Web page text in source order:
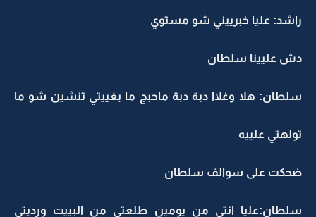
راشد: عليا خبرييني شو مستوي
دش عليينا سلطان
سلطان: هلا وغلاا دبة دبة ماحبج ما بغييتي تنشين شو ما
تولهتي علييه
ضحكت على سوالف سلطان
سلطان:عليا انتي من يومين طلعتي من البييت ورديتي